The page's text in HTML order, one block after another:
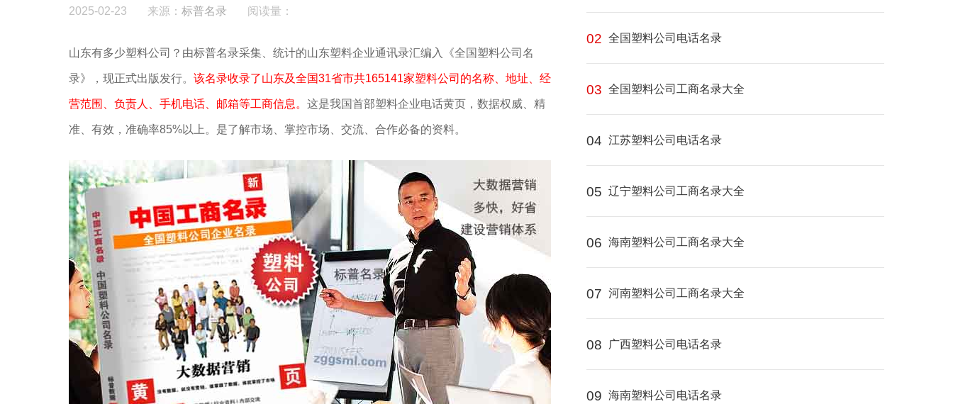
2025-02-23 来源： 标普名录 阅读量：
山东有多少塑料公司？由标普名录采集、统计的山东塑料企业通讯录汇编入《全国塑料公司名
录》，现正式出版发行。 该名录收录了山东及全国31省市共165141家塑料公司的名称、地址、经
营范围、负责人、手机电话、邮箱等工商信息。 这是我国首部塑料企业电话黄页，数据权威、精
准、有效，准确率85%以上。是了解市场、掌控市场、交流、合作必备的资料。
02 全国塑料公司电话名录
03 全国塑料公司工商名录大全
04 江苏塑料公司电话名录
05 辽宁塑料公司工商名录大全
06 海南塑料公司工商名录大全
07 河南塑料公司工商名录大全
08 广西塑料公司电话名录
09 海南塑料公司电话名录